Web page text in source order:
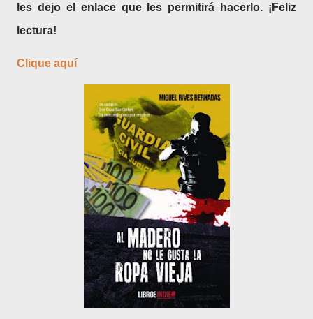
les dejo el enlace que les permitirá hacerlo. ¡Feliz
lectura!
Clique aquí